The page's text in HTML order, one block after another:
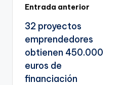
Navegación
de
entradas
Entrada anterior
32 proyectos
emprendedores
obtienen 450.000
euros de
financiación